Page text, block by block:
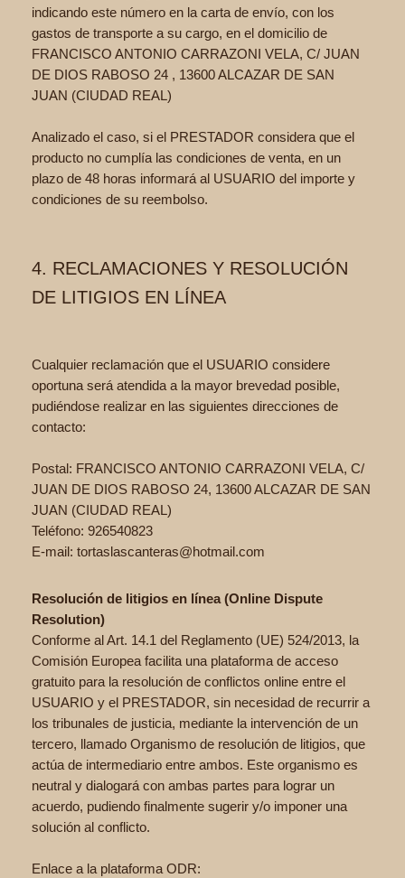
indicando este número en la carta de envío, con los
gastos de transporte a su cargo, en el domicilio de
FRANCISCO ANTONIO CARRAZONI VELA, C/ JUAN
DE DIOS RABOSO 24 , 13600 ALCAZAR DE SAN
JUAN (CIUDAD REAL)
Analizado el caso, si el PRESTADOR considera que el
producto no cumplía las condiciones de venta, en un
plazo de 48 horas informará al USUARIO del importe y
condiciones de su reembolso.
4. RECLAMACIONES Y RESOLUCIÓN
DE LITIGIOS EN LÍNEA
Cualquier reclamación que el USUARIO considere
oportuna será atendida a la mayor brevedad posible,
pudiéndose realizar en las siguientes direcciones de
contacto:
Postal: FRANCISCO ANTONIO CARRAZONI VELA, C/
JUAN DE DIOS RABOSO 24, 13600 ALCAZAR DE SAN
JUAN (CIUDAD REAL)
Teléfono: 926540823
E-mail: tortaslascanteras@hotmail.com
Resolución de litigios en línea (Online Dispute
Resolution)
Conforme al Art. 14.1 del Reglamento (UE) 524/2013, la
Comisión Europea facilita una plataforma de acceso
gratuito para la resolución de conflictos online entre el
USUARIO y el PRESTADOR, sin necesidad de recurrir a
los tribunales de justicia, mediante la intervención de un
tercero, llamado Organismo de resolución de litigios, que
actúa de intermediario entre ambos. Este organismo es
neutral y dialogará con ambas partes para lograr un
acuerdo, pudiendo finalmente sugerir y/o imponer una
solución al conflicto.
Enlace a la plataforma ODR: